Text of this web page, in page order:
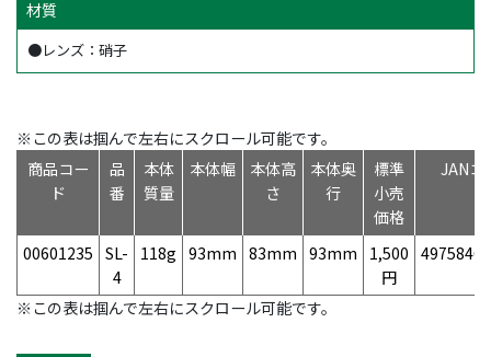
材質
●レンズ：硝子
※この表は掴んで左右にスクロール可能です。
商品コー
ド
品
番
本体
質量
本体幅
本体高
さ
本体奥
行
標準
小売
価格
JANコ
00601235 SL-
4
118g 93mm 83mm 93mm
1,500
円
※この表は掴んで左右にスクロール可能です。